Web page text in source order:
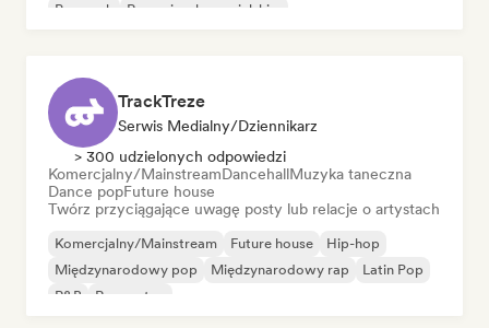
Pop rock
Rap w języku angielskim
TrackTreze
Serwis Medialny/Dziennikarz
> 300 udzielonych odpowiedzi
Komercjalny/MainstreamDancehallMuzyka taneczna
Dance popFuture house
Twórz przyciągające uwagę posty lub relacje o artystach
Komercjalny/Mainstream Future house
Hip-hop
Międzynarodowy pop
Międzynarodowy rap
Latin Pop
R&B
Reggaeton